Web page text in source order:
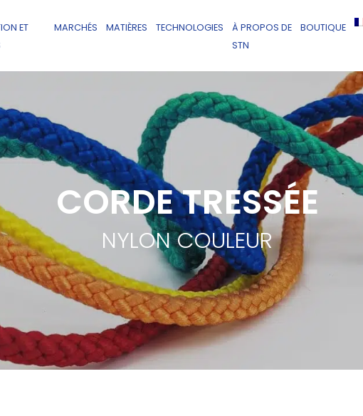
ET
MARCHÉS MATIÈRES TECHNOLOGIES
À PROPOS DE
STN
BOUTIQUE
CORDE TRESSÉE
NYLON COULEUR